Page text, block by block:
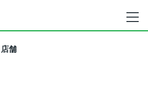
舗